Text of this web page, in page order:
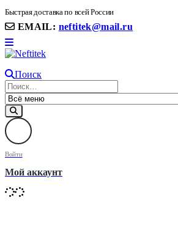
Быстрая доставка по всей России
EMAIL: neftitek@mail.ru
Поиск
Войти
Мой аккаунт
8(906) 399 11 22 | 8(905)367-